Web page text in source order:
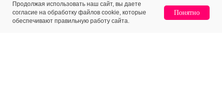
Продолжая использовать наш сайт, вы даете
согласие на обработку файлов cookie, которые
обеспечивают правильную работу сайта.
Понятно